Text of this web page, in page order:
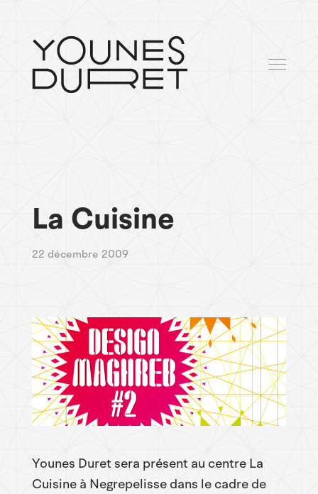
La Cuisine
22 décembre 2009
Younes Duret sera présent au centre La
Cuisine à Negrepelisse dans le cadre de